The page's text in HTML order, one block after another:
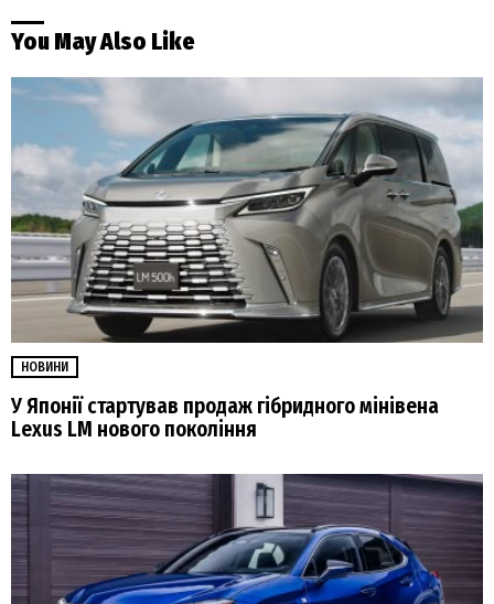
You May Also Like
НОВИНИ
У Японії стартував продаж гібридного мінівена
Lexus LM нового покоління